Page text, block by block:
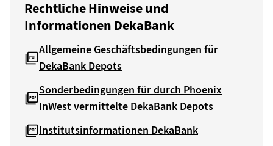
Rechtliche Hinweise und
Informationen DekaBank
Allgemeine Geschäftsbedingungen für
DekaBank Depots
Sonderbedingungen für durch Phoenix
InWest vermittelte DekaBank Depots
Institutsinformationen DekaBank